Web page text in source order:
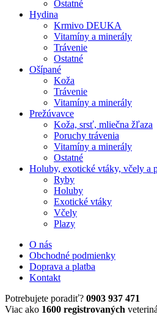
Ostatné
Hydina
Krmivo DEUKA
Vitamíny a minerály
Trávenie
Ostatné
Ošípané
Koža
Trávenie
Vitamíny a minerály
Prežúvavce
Koža, srsť, mliečna žľaza
Poruchy trávenia
Vitamíny a minerály
Ostatné
Holuby, exotické vtáky, včely a
Ryby
Holuby
Exotické vtáky
Včely
Plazy
O nás
Obchodné podmienky
Doprava a platba
Kontakt
Potrebujete poradiť? 0903 937 471
Viac ako 1600 registrovaných